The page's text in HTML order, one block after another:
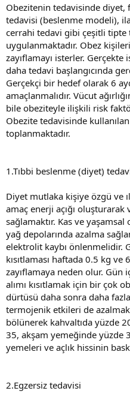
Obezitenin tedavisinde diyet,
tedavisi (beslenme modeli),
cerrahi tedavi gibi çeşitli
uygulanmaktadır. Obez
zayıflamayı isterler.
daha tedavi başlangıcında
Gerçekçi bir hedef olarak 6
amaçlanmalıdır. Vücut
bile obeziteyle ilişkili risk
Obezite tedavisinde
toplanmaktadır.
1.Tıbbi beslenme (diyet)
Diyet mutlaka kişiye özgü ve
amaç enerji açığı
sağlamaktır. Kas ve
yağ depolarında azalma
elektrolit kaybı önlenmelidir.
kısıtlaması haftada 0.5 kg
zayıflamaya neden olur. Gün
alımı kısıtlamak için bir çok
dürtüsü daha sonra daha
termojenik etkileri de
bölünerek kahvaltıda yüzde
35, akşam yemeğinde yüzde
yemeleri ve açlık hissinin
2.Egzersiz tedavisi